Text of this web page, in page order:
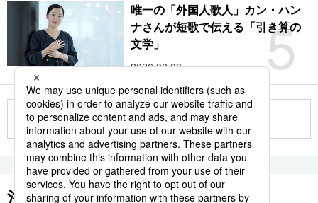
5
唯一の「外国人歌人」カン・ハン
ナさんが短歌で伝える「引き算の
文学」
2026.08.03
もっと見る
注目のキーワード